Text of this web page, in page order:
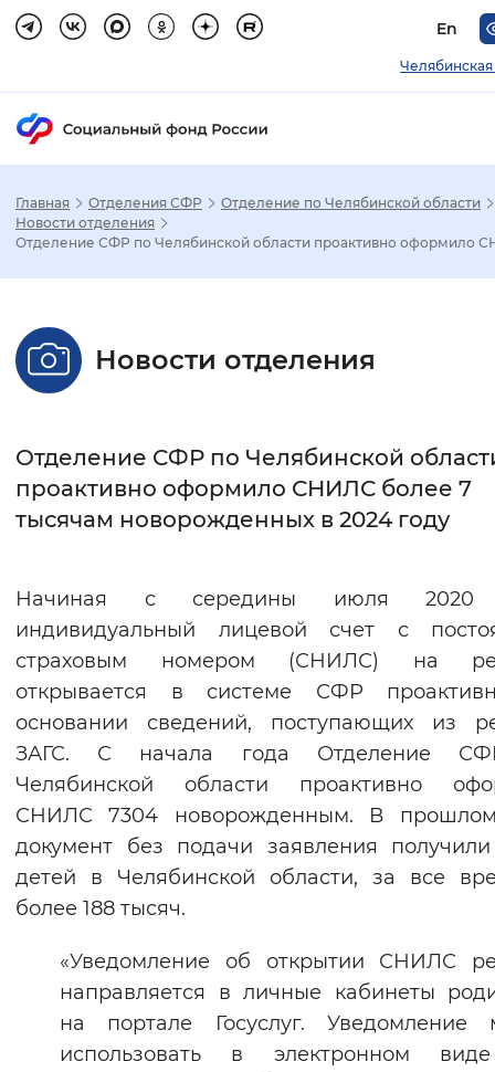
En
Челябинская
Настройка режима отображения
Стандартный Увеличенный
Без засечек С засечками
Интервал между буквами
Цвет сайта
Инверсивный
Синий фон
Изображения
Включены Выключены
Звуковой ассистент
Вернуть стандартные настройки
Главная Отделения СФР
Отделение по Челябинской области
Новости отделения
Отделение СФР по Челябинской области проактивно оформило
Новости отделения
Отделение СФР по Челябинской
проактивно оформило СНИЛС более 7
тысячам новорожденных в 2024 году
Начиная с середины июля 2020
индивидуальный лицевой счет с
страховым номером (СНИЛС) на
открывается в системе СФР
основании сведений, поступающих из
ЗАГС. С начала года Отделение
Челябинской области проактивно
СНИЛС 7304 новорожденным. В
документ без подачи заявления получили
детей в Челябинской области, за все
более 188 тысяч.
«Уведомление об открытии СНИЛС
направляется в личные кабинеты
на портале Госуслуг. Уведомление
использовать в электронном